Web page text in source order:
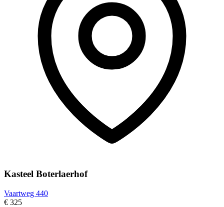
Kasteel Boterlaerhof
Vaartweg 440
€ 325